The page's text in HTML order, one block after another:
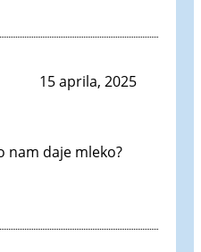
15 aprila, 2025
nam daje mleko?